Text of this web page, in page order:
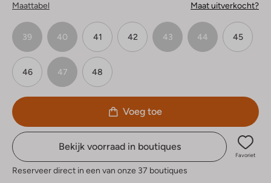
Maattabel Maat uitverkocht?
39 40 41 42 43 44 45
46 47 48
Voeg toe
Bekijk voorraad in boutiques
Favoriet
Reserveer direct in een van onze 37 boutiques